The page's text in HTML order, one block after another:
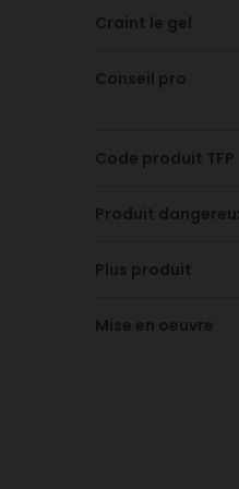
Craint le gel
Conseil pro
Code produit TFP
Produit
Plus produit
Mise en oeuvre